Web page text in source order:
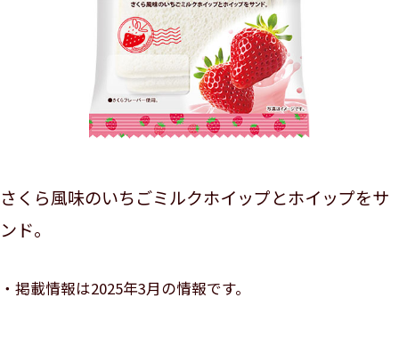
さくら風味のいちごミルクホイップとホイップをサ
ンド。
掲載情報は2025年3月の情報です。